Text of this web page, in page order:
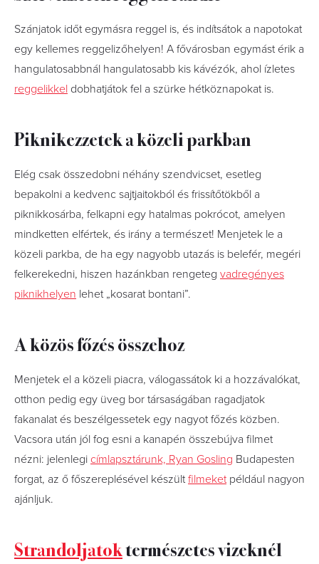
Szánjatok időt egymásra reggel is, és indítsátok a napotokat
egy kellemes reggelizőhelyen! A fővárosban egymást érik a
hangulatosabbnál hangulatosabb kis kávézók, ahol ízletes
reggelikkel dobhatjátok fel a szürke hétköznapokat is.
Piknikezzetek a közeli parkban
Elég csak összedobni néhány szendvicset, esetleg
bepakolni a kedvenc sajtjaitokból és frissítőtökből a
piknikkosárba, felkapni egy hatalmas pokrócot, amelyen
mindketten elfértek, és irány a természet! Menjetek le a
közeli parkba, de ha egy nagyobb utazás is belefér, megéri
felkerekedni, hiszen hazánkban rengeteg vadregényes
piknikhelyen lehet „kosarat bontani”.
A közös főzés összehoz
Menjetek el a közeli piacra, válogassátok ki a hozzávalókat,
otthon pedig egy üveg bor társaságában ragadjatok
fakanalat és beszélgessetek egy nagyot főzés közben.
Vacsora után jól fog esni a kanapén összebújva filmet
nézni: jelenlegi címlapsztárunk, Ryan Gosling Budapesten
forgat, az ő főszereplésével készültfilmeketpéldául nagyon
ajánljuk.
Strandoljatoktermészetes vizeknél